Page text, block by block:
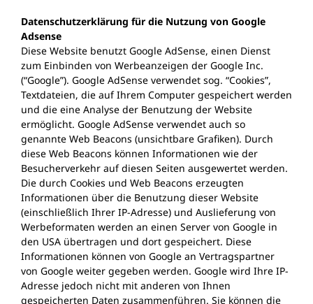
Datenschutzerklärung für die Nutzung von Google
Adsense
Diese Website benutzt Google AdSense, einen Dienst
zum Einbinden von Werbeanzeigen der Google Inc.
(“Google”). Google AdSense verwendet sog. “Cookies”,
Textdateien, die auf Ihrem Computer gespeichert werden
und die eine Analyse der Benutzung der Website
ermöglicht. Google AdSense verwendet auch so
genannte Web Beacons (unsichtbare Grafiken). Durch
diese Web Beacons können Informationen wie der
Besucherverkehr auf diesen Seiten ausgewertet werden.
Die durch Cookies und Web Beacons erzeugten
Informationen über die Benutzung dieser Website
(einschließlich Ihrer IP-Adresse) und Auslieferung von
Werbeformaten werden an einen Server von Google in
den USA übertragen und dort gespeichert. Diese
Informationen können von Google an Vertragspartner
von Google weiter gegeben werden. Google wird Ihre IP-
Adresse jedoch nicht mit anderen von Ihnen
gespeicherten Daten zusammenführen. Sie können die